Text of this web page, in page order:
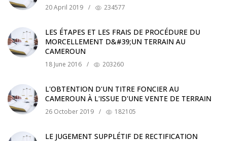
20 April 2019 / 234577
LES ÉTAPES ET LES FRAIS DE PROCÉDURE DU
MORCELLEMENT D&#39;UN TERRAIN AU
CAMEROUN
18 June 2016 / 203260
L'OBTENTION D'UN TITRE FONCIER AU
CAMEROUN À L'ISSUE D'UNE VENTE DE TERRAIN
26 October 2019 / 182105
LE JUGEMENT SUPPLÉTIF DE RECTIFICATION